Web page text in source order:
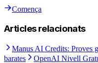
Comença
Articles relacionats
Manus AI Credits: Proves
barates
OpenAI Nivell